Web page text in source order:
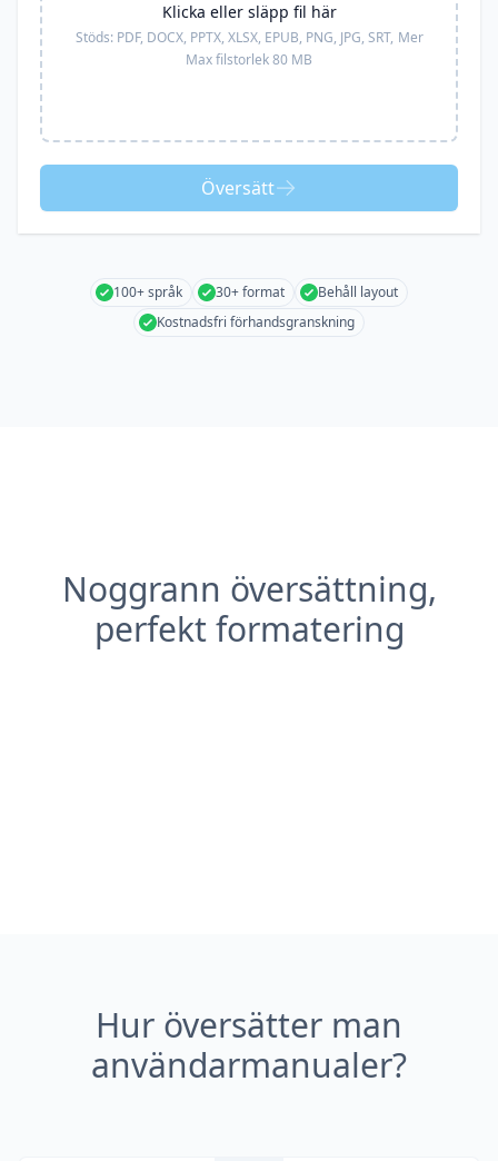
Klicka eller släpp fil här
Stöds: PDF, DOCX, PPTX, XLSX, EPUB, PNG, JPG, SRT, Mer
Max filstorlek 80 MB
Översätt
100+ språk 30+ format
Behåll layout
Kostnadsfri förhandsgranskning
Noggrann översättning,
perfekt formatering
Hur översätter man
användarmanualer?